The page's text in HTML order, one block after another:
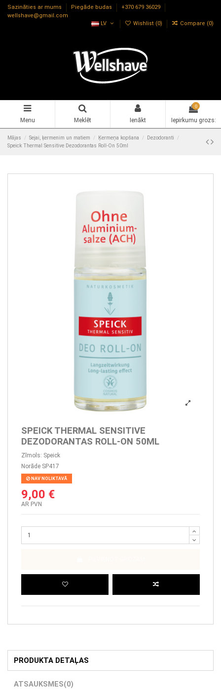
Sazināties ar mums Piegāde budas
+370 679 36029
wellshave@gmail.com
LV
Wishlist (0) Compare (0)
Menu Meklēt Ienākt
0
Iepirkumu grozs:
Mājas Sejai, ķermenim un matiem Ķermeņa kopšana
Dezodoranti
Speick Thermal Sensitive Dezodorantas Roll-On 50ml
SPEICK THERMAL SENSITIVE
DEZODORANTAS ROLL-ON 50ML
Zīmols: Speick
Norāde SP417
NAV NOLIKTAVĀ
9,00 €
AR PVN
PRODUKTA DETAĻAS
ATSAUKSMES(0)